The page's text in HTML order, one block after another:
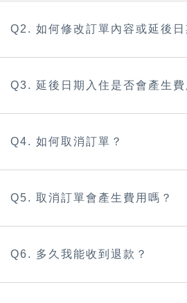
Q2. 如何修改訂單內容或延後日
Q3. 延後日期入住是否會產生費
Q4. 如何取消訂單？
Q5. 取消訂單會產生費用嗎？
Q6. 多久我能收到退款？